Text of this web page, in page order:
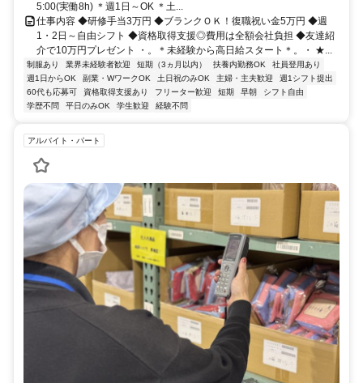
5:00(実働8h) ＊週1日～OK ＊土...
仕事内容 ◆研修手当3万円 ◆ブランクＯＫ！復職祝い金5万円 ◆週
1・2日～自由シフト ◆資格取得支援◎費用は全額会社負担 ◆友達紹
介で10万円プレゼント ・。＊未経験から高日給スタート＊。・ ★...
制服あり 業界未経験者歓迎 短期（3ヵ月以内） 扶養内勤務OK
社員登用あり
週1日からOK
副業・WワークOK 土日祝のみOK 主婦・主夫歓迎
週1シフト提出
60代も応募可
資格取得支援あり フリーター歓迎 短期 早朝
シフト自由
学歴不問
平日のみOK 学生歓迎 経験不問
アルバイト・パート